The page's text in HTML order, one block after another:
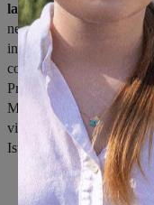
lavorointerverranno
nell’ambito lavorativo.
interverranno il Sindaco
consigliera regionale
Provinciale di Arezzo,
Martini, Franca Binazzi
vice presidente della
Istituti Scolastici del